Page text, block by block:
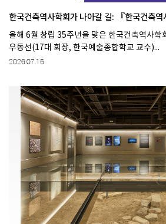
한국건축역사학회가 나아갈 길: 『한국건축역
올해 6월 창립 35주년을 맞은 한국건축역사학
우동선(17대 회장, 한국예술종합학교 교수)...
2026.07.15